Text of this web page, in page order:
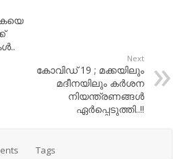
Next
കോവിഡ് 19 ; മക്കയിലും
മദീനയിലും കര്‍ശന
നിയന്ത്രണങ്ങള്‍
ഏര്‍പ്പെടുത്തി..!!
Tags